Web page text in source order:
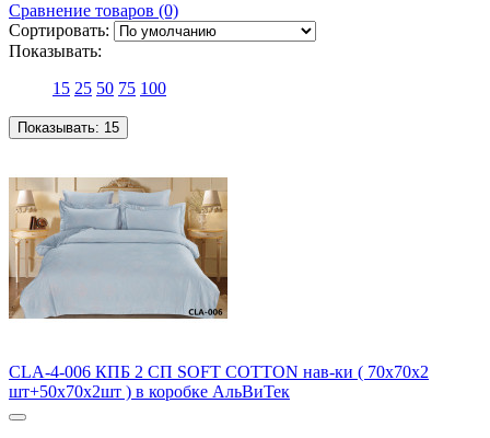
Сравнение товаров (0)
Сортировать:
Показывать:
15 25 50 75 100
Показывать: 15
CLA-4-006 КПБ 2 СП SOFT COTTON нав-ки ( 70х70х2
шт+50х70х2шт ) в коробке АльВиТек